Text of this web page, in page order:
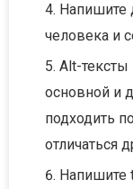
Напишите
человека и
Alt-
основной и
подходить
отличаться
Напишите